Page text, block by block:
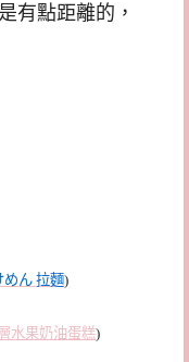
有點距離的，
めん 拉麵)
水果奶油蛋糕)